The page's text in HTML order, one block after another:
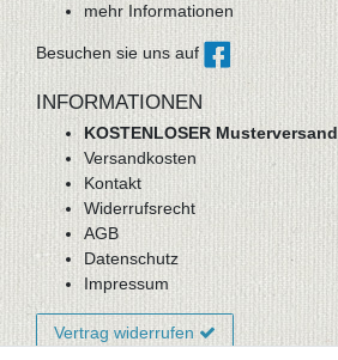
mehr Informationen
Besuchen sie uns auf
INFORMATIONEN
KOSTENLOSER Musterversand
Versandkosten
Kontakt
Widerrufsrecht
AGB
Datenschutz
Impressum
Vertrag widerrufen